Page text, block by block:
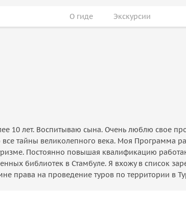
О гиде Экскурсии
10 лет. Воспитываю сына. Очень люблю свое
тайны великолепного века. Моя Программа
Постоянно повышая квалификацию
библиотек в Стамбуле. Я вхожу в список
права на проведение туров по территории в